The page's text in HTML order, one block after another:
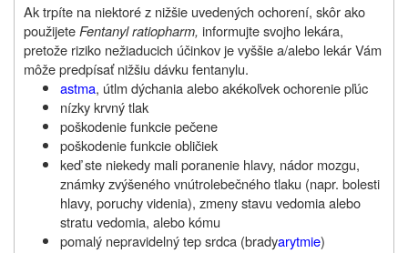
Ak trpíte na niektoré z nižšie uvedených ochorení, skôr ako
použijete Fentanyl ratiopharm, informujte svojho lekára,
pretože riziko nežiaducich účinkov je vyššie a/alebo lekár Vám
môže predpísať nižšiu dávku fentanylu.
astma, útlm dýchania alebo akékoľvek ochorenie pľúc
nízky krvný tlak
poškodenie funkcie pečene
poškodenie funkcie obličiek
keď ste niekedy mali poranenie hlavy, nádor mozgu,
známky zvýšeného vnútrolebečného tlaku (napr. bolesti
hlavy, poruchy videnia), zmeny stavu vedomia alebo
stratu vedomia, alebo kómu
pomalý nepravidelný tep srdca (bradyarytmie)